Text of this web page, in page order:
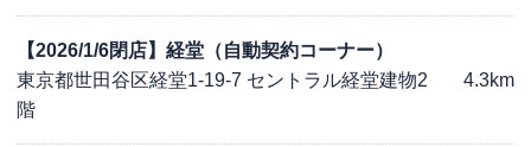
【2026/1/6閉店】経堂（自動契約コーナー）
東京都世田谷区経堂1-19-7 セントラル経堂建物2
階
4.3km